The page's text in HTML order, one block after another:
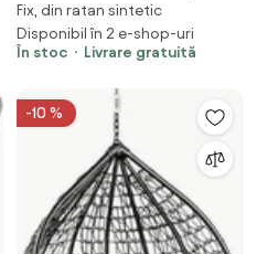
gri/negru/gri deschis, TRISS
Fix, din ratan sintetic
Disponibil în 2 e-shop-uri
În stoc
Livrare gratuită
-10 %